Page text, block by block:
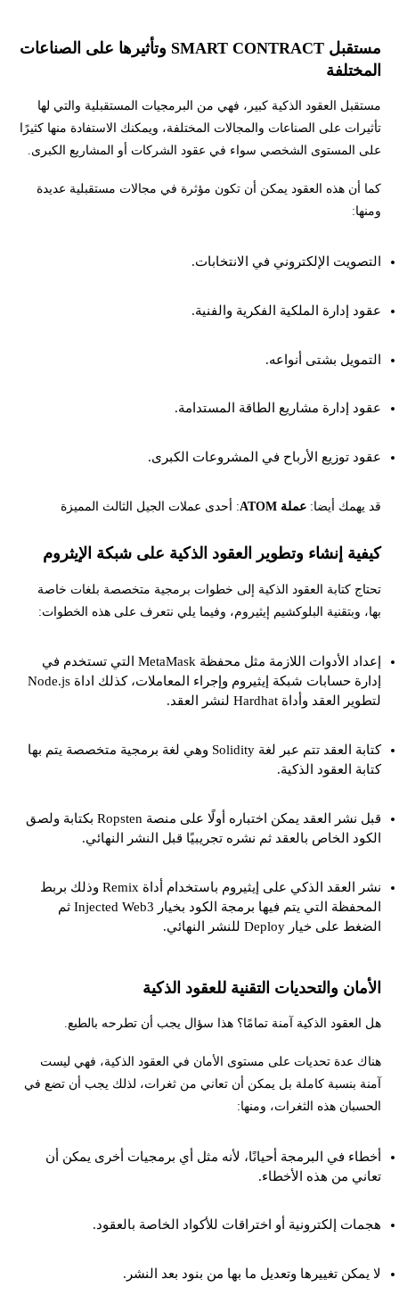
مستقبل SMART CONTRACT وتأثيرها على الصناعات
المختلفة
مستقبل العقود الذكية كبير، فهي من البرمجيات المستقبلية والتي لها
تأثيرات على الصناعات والمجالات المختلفة، ويمكنك الاستفادة منها كثيرًا
على المستوى الشخصي سواء في عقود الشركات أو المشاريع الكبرى.
كما أن هذه العقود يمكن أن تكون مؤثرة في مجالات مستقبلية عديدة
ومنها:
التصويت الإلكتروني في الانتخابات.
عقود إدارة الملكية الفكرية والفنية.
التمويل بشتى أنواعه.
عقود إدارة مشاريع الطاقة المستدامة.
عقود توزيع الأرباح في المشروعات الكبرى.
قد يهمك أيضا: عملة ATOM : أحدى عملات الجيل الثالث المميزة
كيفية إنشاء وتطوير العقود الذكية على شبكة الإيثروم
تحتاج كتابة العقود الذكية إلى خطوات برمجية متخصصة بلغات خاصة
بها، وبتقنية البلوكشيم إيثيروم، وفيما يلي نتعرف على هذه الخطوات:
إعداد الأدوات اللازمة مثل محفظة MetaMask التي تستخدم في
إدارة حسابات شبكة إيثيروم وإجراء المعاملات، كذلك اداة Node.js
لتطوير العقد وأداة Hardhat لنشر العقد.
كتابة العقد تتم عبر لغة Solidity وهي لغة برمجية متخصصة يتم بها
كتابة العقود الذكية.
قبل نشر العقد يمكن اختباره أولًا على منصة Ropsten بكتابة ولصق
الكود الخاص بالعقد ثم نشره تجريبيًا قبل النشر النهائي.
نشر العقد الذكي على إيثيروم باستخدام أداة Remix وذلك بربط
المحفظة التي يتم فيها برمجة الكود بخيار Injected Web3 ثم
الضغط على خيار Deploy للنشر النهائي.
الأمان والتحديات التقنية للعقود الذكية
هل العقود الذكية آمنة تمامًا؟ هذا سؤال يجب أن تطرحه بالطبع.
هناك عدة تحديات على مستوى الأمان في العقود الذكية، فهي ليست
آمنة بنسبة كاملة بل يمكن أن تعاني من ثغرات، لذلك يجب أن تضع في
الحسبان هذه الثغرات، ومنها:
أخطاء في البرمجة أحيانًا، لأنه مثل أي برمجيات أخرى يمكن أن
تعاني من هذه الأخطاء.
هجمات إلكترونية أو اختراقات للأكواد الخاصة بالعقود.
لا يمكن تغييرها وتعديل ما بها من بنود بعد النشر.